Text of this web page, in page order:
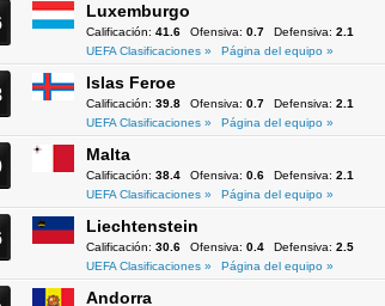
Luxemburgo
Calificación: 41.6 Ofensiva: 0.7 Defensiva: 2.1
UEFA Clasificaciones »
Página del equipo »
Islas Feroe
Calificación: 39.8 Ofensiva: 0.7 Defensiva: 2.1
UEFA Clasificaciones »
Página del equipo »
Malta
Calificación: 38.4 Ofensiva: 0.6 Defensiva: 2.1
UEFA Clasificaciones »
Página del equipo »
Liechtenstein
Calificación: 30.6 Ofensiva: 0.4 Defensiva: 2.5
UEFA Clasificaciones »
Página del equipo »
Andorra